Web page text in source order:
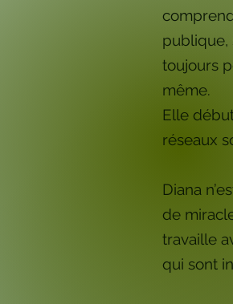
publique,
toujours
même.
Elle
réseaux
Diana
de
travaille
qui sont